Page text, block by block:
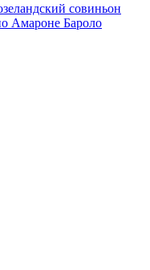
совиньон
Амароне Бароло